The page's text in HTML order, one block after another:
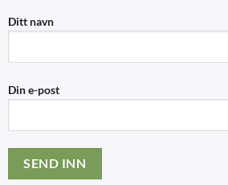
Ditt navn
Din e-post